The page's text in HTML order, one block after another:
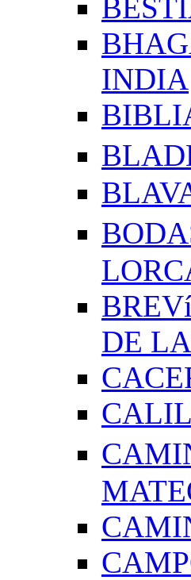
INDIA
DE